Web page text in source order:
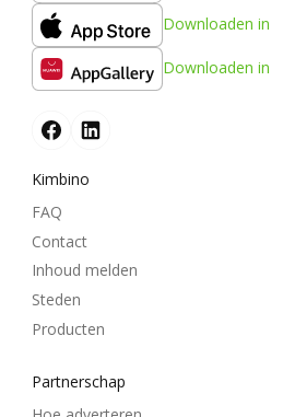
Downloaden in
Downloaden in
Kimbino
FAQ
Contact
Inhoud melden
Steden
Producten
Partnerschap